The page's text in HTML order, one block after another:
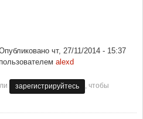
чт, 27/11/2014 - 15:37
пользователем alexd
кредит, чтобы финансировать
зарегистрируйтесь
, чтобы